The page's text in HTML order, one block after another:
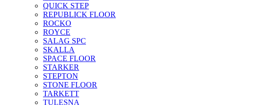
QUICK STEP
REPUBLICK FLOOR
ROCKO
ROYCE
SALAG SPC
SKALLA
SPACE FLOOR
STARKER
STEPTON
STONE FLOOR
TARKETT
TULESNA